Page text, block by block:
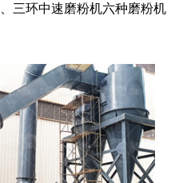
三环中速磨粉机六种磨粉机